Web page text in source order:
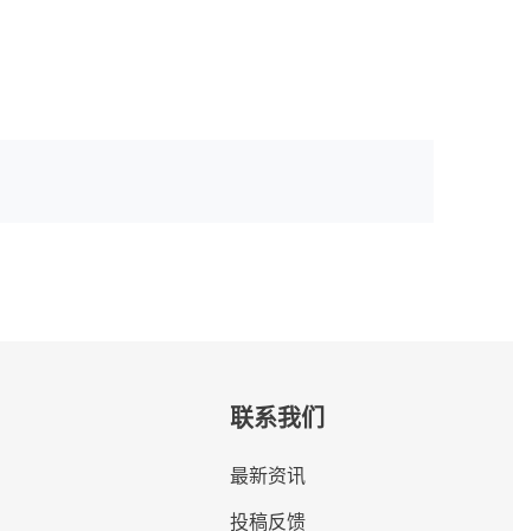
联系我们
最新资讯
投稿反馈